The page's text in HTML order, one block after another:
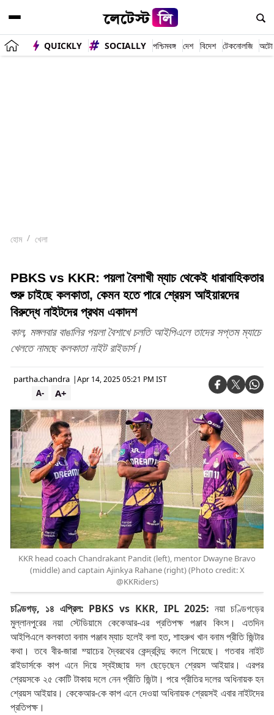
QUICKLY SOCIALLY পশ্চিমবঙ্গ দেশ বিদেশ টেকনোলজি অটো
হোম খেলা
PBKS vs KKR: পয়লা বৈশাখী ম্যাচ থেকেই ধারাবাহিকতার
শুরু চাইছে কলকাতা, কেমন হতে পারে শ্রেয়স আইয়ারদের
বিরুদ্ধে নাইটদের প্রথম একাদশ
কাল, মঙ্গলবার বাঙালির পয়লা বৈশাখে চলতি আইপিএলে তাদের সপ্তম ম্যাচে
খেলতে নামছে কলকাতা নাইট রাইডার্স।
partha.chandra |Apr 14, 2025 05:21 PM IST
A+
A-
KKR head coach Chandrakant Pandit (left), mentor Dwayne Bravo
(middle) and captain Ajinkya Rahane (right) (Photo credit: X
@KKRiders)
চণ্ডিগড়, ১৪ এপ্রিল: PBKS vs KKR, IPL 2025: নয়া চণ্ডিগড়ের
মুল্লানপুরের নয়া স্টেডিয়ামে কেকেআর-এর প্রতিপক্ষ পঞ্জাব কিংস। এতদিন
আইপিএলে কলকাতা বনাম পঞ্জাব ম্যাচ হলেই বলা হত, শাহরুখ খান বনাম প্রীতি জিন্টার
কথা। তবে বীর-জারা ম্য়াচের দ্বৈরথের কেন্দ্রবিন্দু বদলে গিয়েছে। গতবার নাইট
রাইডার্সকে কাপ এনে দিয়ে স্বইচ্ছায় দল ছেড়েছেন শ্রেয়স আইয়ার। এরপর
শ্রেয়সকে ২৫ কোটি টাকায় দলে নেন প্রীতি জিন্টা। পরে প্রীতির দলের অধিনায়ক হন
শ্রেয়স আইয়ার। কেকেআর-কে কাপ এনে দেওয়া অধিনায়ক শ্রেয়সই এবার নাইটদের
প্রতিপক্ষ।